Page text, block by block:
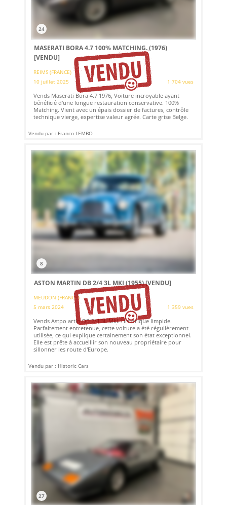
24
MASERATI BORA 4.7 100% MATCHING. (1976)
[VENDU]
REIMS (FRANCE)
10 juillet 2025
1 704 vues
Vends Maserati Bora 4.7 1976, Voiture incroyable ayant
bénéficié d'une longue restauration conservative. 100%
Matching. Vient avec un épais dossier de factures, contrôle
technique vierge, expertise valeur agrée. Carte grise Belge.
Vendu par : Franco LEMBO
8
ASTON MARTIN DB 2/4 3L MKI (1955)[VENDU]
MEUDON (FRANCE)
5 mars 2024
1 359 vues
Vends Astpo artin DB 2/4 3L MkI. Historique limpide.
Parfaitement entretenue, cette voiture a été régulièrement
utilisée, ce qui explique certainement son état exceptionnel.
Elle est prête à accueillir son nouveau propriétaire pour
sillonner les route d'Europe.
Vendu par : Historic Cars
27